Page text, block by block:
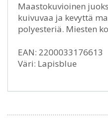
Maastokuvioinen
kuivuvaa ja kevyttä
polyesteriä. Miesten
EAN: 2200033176613
Väri: Lapisblue